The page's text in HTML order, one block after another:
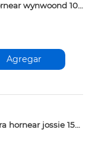
Papel hornear wynwoond 10mt
Agregar
Polvo para hornear jossie 150gr